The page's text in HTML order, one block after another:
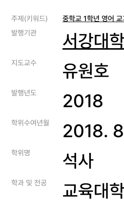
주제(키워드) 중학교 1학년 영어 교
발행기관
서강대
지도교수 유원호
발행년도 2018
학위수여년월 2018. 8
학위명 석사
학과 및 전공 교육대